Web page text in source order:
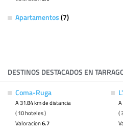
Apartamentos (7)
DESTINOS DESTACADOS EN
Coma-Ruga
A 31.84 km de distancia
( 10 hoteles )
Valoracion6.7
A
(